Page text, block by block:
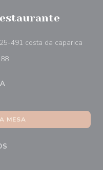
491 costa da caparica
MESA